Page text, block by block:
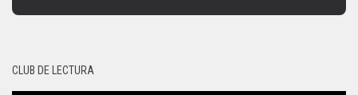
CLUB DE LECTURA